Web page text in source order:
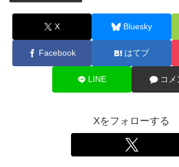
X Bluesky
Facebook はてブ
LINE コメ
Xをフォローする